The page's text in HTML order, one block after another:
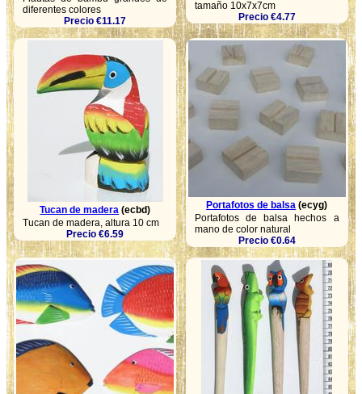
diferentes colores
Precio €11.17
tamaño 10x7x7cm
Precio €4.77
Tucan de madera (ecbd)
Tucan de madera, altura 10 cm
Precio €6.59
Portafotos de balsa (ecyg)
Portafotos de balsa hechos a
mano de color natural
Precio €0.64